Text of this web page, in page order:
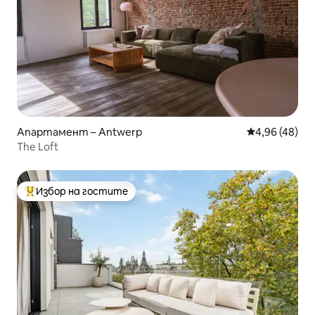
Апартамент – Antwerp Средна
4,96 (48)
The Loft
Най-популярен избор на гостите
Избор на гостите